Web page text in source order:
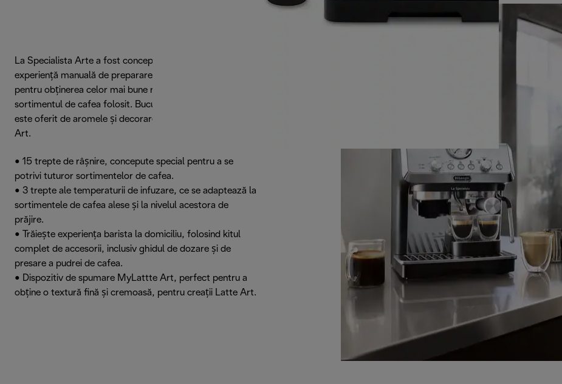
La Specialista Arte a fost conceput să îmbunătățească
experiență manuală de preparare a cafelei și laptelui,
pentru obținerea celor mai bune rezultate în funcție de
sortimentul de cafea folosit. Bucură-te de răsfățul ce îți
este oferit de aromele și decorarea băuturilor, cu Latte
Art.
• 15 trepte de râșnire, concepute special pentru a se
potrivi tuturor sortimentelor de cafea.
• 3 trepte ale temperaturii de infuzare, ce se adaptează la
sortimentele de cafea alese și la nivelul acestora de
prăjire.
• Trăiește experiența barista la domiciliu, folosind kitul
complet de accesorii, inclusiv ghidul de dozare și de
presare a pudrei de cafea.
• Dispozitiv de spumare MyLattte Art, perfect pentru a
obține o textură fină și cremoasă, pentru creații Latte Art.